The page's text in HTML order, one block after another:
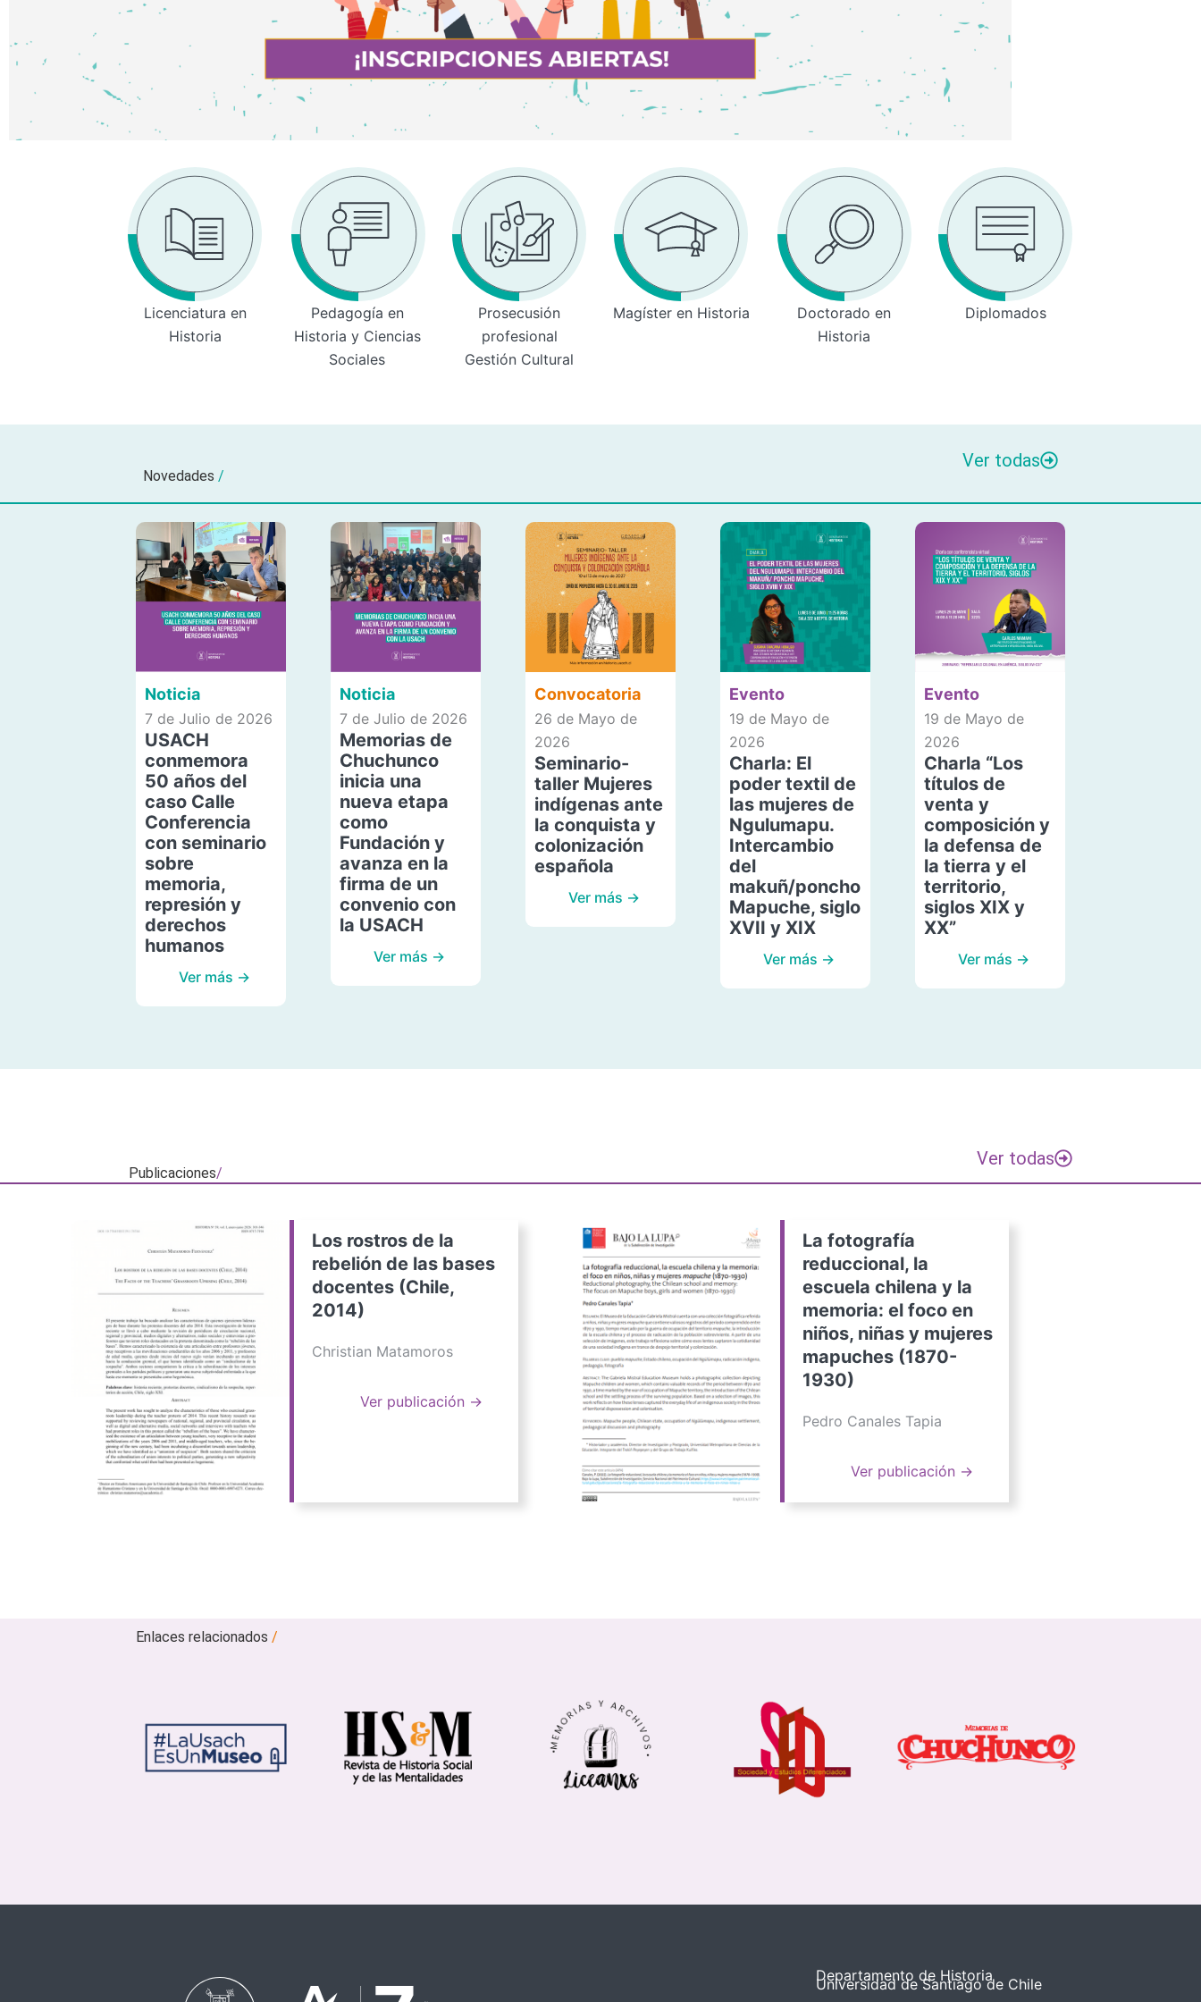
Licenciatura en
Historia
Pedagogía en
Historia y Ciencias
Sociales
Prosecusión
profesional
Gestión Cultural
Magíster en Historia
Doctorado en
Historia
Diplomados
Novedades /
Ver todas
Noticia
7 de Julio de 2026
USACH
conmemora
50 años del
caso Calle
Conferencia
con seminario
sobre
memoria,
represión y
derechos
humanos
Ver más →
Noticia
7 de Julio de 2026
Memorias de
Chuchunco
inicia una
nueva etapa
como
Fundación y
avanza en la
firma de un
convenio con
la USACH
Ver más →
Convocatoria
26 de Mayo de
2026
Seminario-
taller Mujeres
indígenas ante
la conquista y
colonización
española
Ver más →
Evento
19 de Mayo de
2026
Charla: El
poder textil de
las mujeres de
Ngulumapu.
Intercambio
del
makuñ/poncho
Mapuche, siglo
XVII y XIX
Ver más →
Evento
19 de Mayo de
2026
Charla “Los
títulos de
venta y
composición y
la defensa de
la tierra y el
territorio,
siglos XIX y
XX”
Ver más →
Publicaciones/
Ver todas
Los rostros de la
rebelión de las bases
docentes (Chile,
2014)
Christian Matamoros
Ver publicación →
La fotografía
reduccional, la
escuela chilena y la
memoria: el foco en
niños, niñas y mujeres
mapuches (1870-
1930)
Pedro Canales Tapia
Ver publicación →
Enlaces relacionados/
Departamento de Historia
Universidad de Santiago de Chile